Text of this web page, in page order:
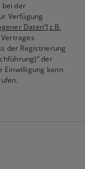
bei der
Verfügung
Daten“(z.B.
der Registrierung
der
Einwilligung kann